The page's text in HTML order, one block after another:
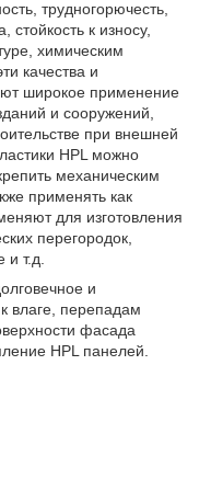
трудногорючесть,
стойкость к износу,
химическим
качества и
широкое применение
и сооружений,
при внешней
HPL можно
механическим
применять как
для изготовления
перегородок,
и т.д.
и
влаге, перепадам
фасада
HPL панелей.